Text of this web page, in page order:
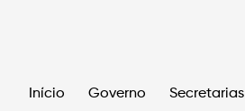
Início Governo Secretarias